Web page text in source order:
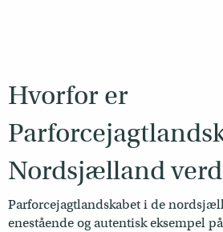
Hvorfor er
Nordsjælland
Parforcejagtlandskabet i de
enestående og autentisk eksempel